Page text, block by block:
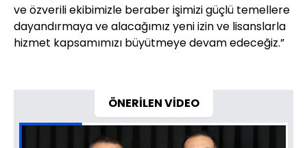
ve özverili ekibimizle beraber işimizi güçlü temellere
dayandırmaya ve alacağımız yeni izin ve lisanslarla
hizmet kapsamımızı büyütmeye devam edeceğiz.”
ÖNERİLEN VİDEO